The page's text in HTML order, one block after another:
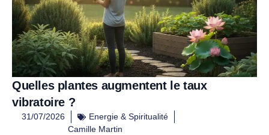
Quelles plantes augmentent le taux
vibratoire ?
31/07/2026
Energie & Spiritualité
Camille Martin